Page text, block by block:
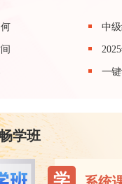
中
一
学班
学